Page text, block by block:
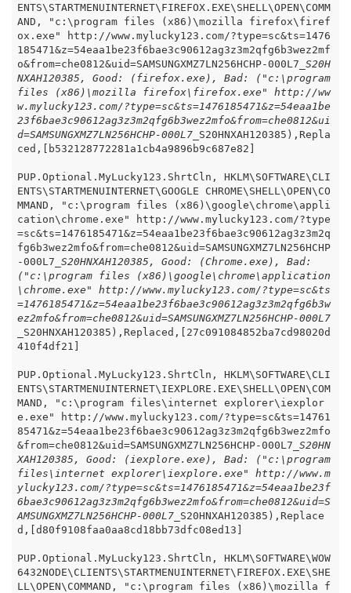
ENTS\STARTMENUINTERNET\FIREFOX.EXE\SHELL\OPEN\COMM
AND, "c:\program files (x86)\mozilla firefox\firef
ox.exe" http://www.mylucky123.com/?type=sc&ts=1476
185471&z=54eaa1be23f6bae3c90612ag3z3m2qfg6b3wez2mf
o&from=che0812&uid=SAMSUNGXMZ7LN256HCHP-000L7 _S20H
NXAH120385, Good: (firefox.exe), Bad: ("c:\program
files (x86)\mozilla firefox\firefox.exe" http://ww
w.mylucky123.com/?type=sc&ts=1476185471&z=54eaa1be
23f6bae3c90612ag3z3m2qfg6b3wez2mfo&from=che0812&ui
d=SAMSUNGXMZ7LN256HCHP-000L7_ S20HNXAH120385),Repla
ced,[b532128772281a1cb4a9896b9c687e82]
PUP.Optional.MyLucky123.ShrtCln, HKLM\SOFTWARE\CLI
ENTS\STARTMENUINTERNET\GOOGLE CHROME\SHELL\OPEN\CO
MMAND, "c:\program files (x86)\google\chrome\appli
cation\chrome.exe" http://www.mylucky123.com/?type
=sc&ts=1476185471&z=54eaa1be23f6bae3c90612ag3z3m2q
fg6b3wez2mfo&from=che0812&uid=SAMSUNGXMZ7LN256HCHP
-000L7 _S20HNXAH120385, Good: (Chrome.exe), Bad:
("c:\program files (x86)\google\chrome\application
\chrome.exe" http://www.mylucky123.com/?type=sc&ts
=1476185471&z=54eaa1be23f6bae3c90612ag3z3m2qfg6b3w
ez2mfo&from=che0812&uid=SAMSUNGXMZ7LN256HCHP-000L7
S20HNXAH120385),Replaced,[27c091084852ba7cd98020d
410f4df21]
PUP.Optional.MyLucky123.ShrtCln, HKLM\SOFTWARE\CLI
ENTS\STARTMENUINTERNET\IEXPLORE.EXE\SHELL\OPEN\COM
MAND, "c:\program files\internet explorer\iexplor
e.exe" http://www.mylucky123.com/?type=sc&ts=14761
85471&z=54eaa1be23f6bae3c90612ag3z3m2qfg6b3wez2mfo
&from=che0812&uid=SAMSUNGXMZ7LN256HCHP-000L7 _S20HN
XAH120385, Good: (iexplore.exe), Bad: ("c:\program
files\internet explorer\iexplore.exe" http://www.m
ylucky123.com/?type=sc&ts=1476185471&z=54eaa1be23f
6bae3c90612ag3z3m2qfg6b3wez2mfo&from=che0812&uid=S
AMSUNGXMZ7LN256HCHP-000L7_ S20HNXAH120385),Replace
d,[d80f9108faa0aa8cd18bb73dfc08ed13]
PUP.Optional.MyLucky123.ShrtCln, HKLM\SOFTWARE\WOW
6432NODE\CLIENTS\STARTMENUINTERNET\FIREFOX.EXE\SHE
LL\OPEN\COMMAND, "c:\program files (x86)\mozilla f